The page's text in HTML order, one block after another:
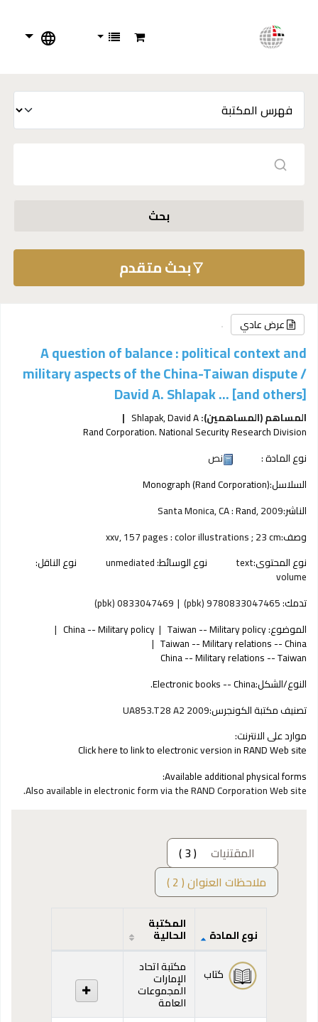
بحث
بحث متقدم
عرض عادي
A question of balance : political context and
military aspects of the China-Taiwan dispute /
David A. Shlapak ... [and others]
المساهم (المساهمين):Shlapak, David A
Rand Corporation. National Security Research Division
نوع المادة :
نص
السلاسل:Monograph (Rand Corporation)
الناشر:
Santa Monica, CA :Rand,2009
وصف:xxv, 157 pages : color illustrations ; 23 cm
نوع المحتوى:text نوع الوسائط:unmediated نوع الناقل:
volume
تدمك:9780833047465 (pbk)
0833047469 (pbk)
الموضوع:Taiwan -- Military policy
China -- Military policy
Taiwan -- Military relations -- China
China -- Military relations -- Taiwan
النوع/الشكل:Electronic books -- China.
تصنيف مكتبة الكونجرس:UA853.T28 A2 2009
موارد على الانترنت:
Click here to link to electronic version in RAND Web site
Available additional physical forms:
Also available in electronic form via the RAND Corporation Web site.
المقتنيات
( 3 )
ملاحظات العنوان ( 2 )
المقتنيات
نوع المادة
المكتبة
الحالية
كتاب مكتبة اتحاد
الإمارات
المجموعات
العامة